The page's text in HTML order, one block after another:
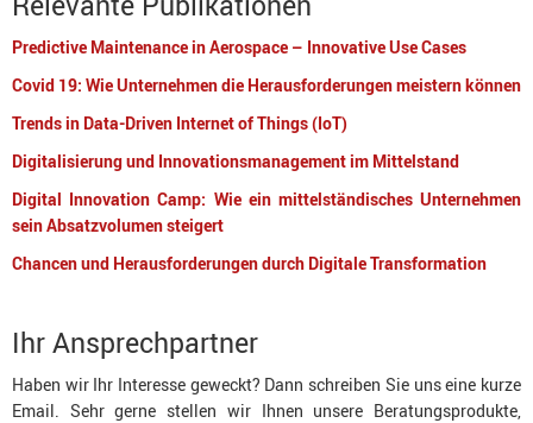
Predictive Maintenance in Aerospace – Innovative Use Cases
Covid 19: Wie Unternehmen die Herausforderungen meistern können
Trends in Data-Driven Internet of Things (IoT)
Digitalisierung und Innovationsmanagement im Mittelstand
Digital Innovation Camp: Wie ein mittelständisches Unternehmen
sein Absatzvolumen steigert
Chancen und Herausforderungen durch Digitale Transformation
Ihr Ansprechpartner
Haben wir Ihr Interesse geweckt? Dann schreiben Sie uns eine kurze
Email. Sehr gerne stellen wir Ihnen unsere Beratungsprodukte,